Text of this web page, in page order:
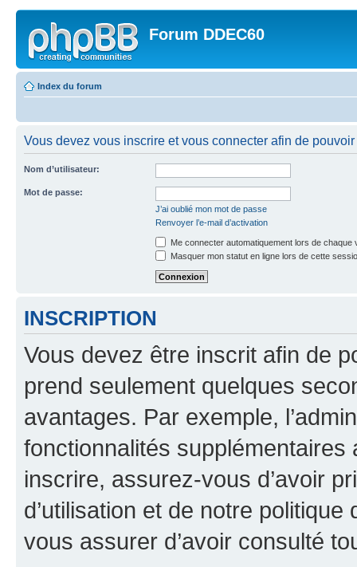
Forum DDEC60
Index du forum
Vous devez vous inscrire et vous connecter afin de
Nom d’utilisateur:
Mot de passe:
J’ai oublié mon mot de passe
Renvoyer l’e-mail d’activation
Me connecter automatiquement lors de chaque
Masquer mon statut en ligne lors de cette
INSCRIPTION
Vous devez être inscrit afin de
prend seulement quelques
avantages. Par exemple,
fonctionnalités
inscrire, assurez-vous d’avoir
d’utilisation et de notre
vous assurer d’avoir consulté